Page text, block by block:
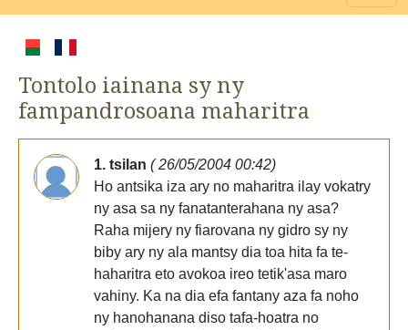
Tontolo iainana sy ny
fampandrosoana maharitra
1. tsilan ( 26/05/2004 00:42)
Ho antsika iza ary no maharitra ilay vokatry
ny asa sa ny fanatanterahana ny asa?
Raha mijery ny fiarovana ny gidro sy ny
biby ary ny ala mantsy dia toa hita fa te-
haharitra eto avokoa ireo tetik'asa maro
vahiny. Ka na dia efa fantany aza fa noho
ny hanohanana diso tafa-hoatra no